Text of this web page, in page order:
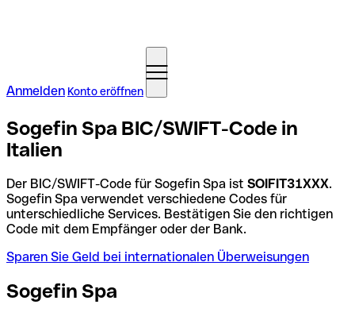
Anmelden Konto eröffnen
Sogefin Spa BIC/SWIFT-Code in
Italien
Der BIC/SWIFT-Code für Sogefin Spa ist SOIFIT31XXX.
Sogefin Spa verwendet verschiedene Codes für
unterschiedliche Services. Bestätigen Sie den richtigen
Code mit dem Empfänger oder der Bank.
Sparen Sie Geld bei internationalen Überweisungen
Sogefin Spa